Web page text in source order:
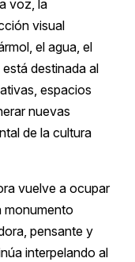
voz, la
visual
el agua, el
destinada al
espacios
nuevas
de la cultura
vuelve a ocupar
monumento
pensante y
interpelando al